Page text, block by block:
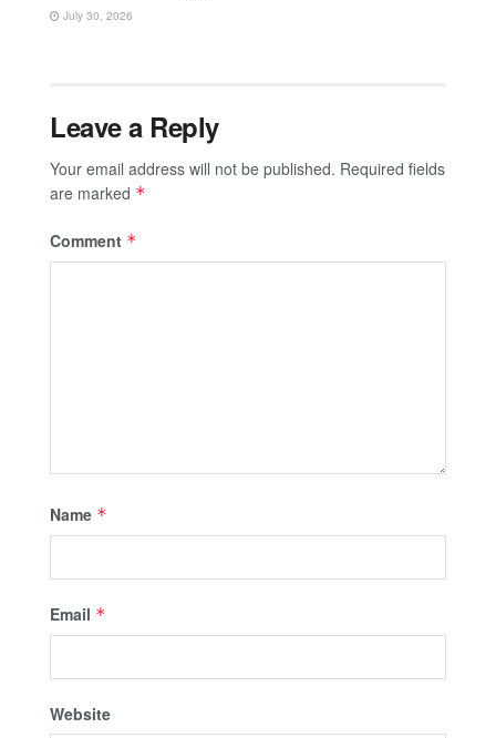
July 30, 2026
Leave a Reply
Your email address will not be published. Required fields
are marked *
Comment *
Name *
Email *
Website